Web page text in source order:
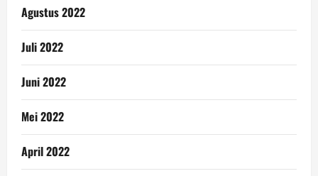
Agustus 2022
Juli 2022
Juni 2022
Mei 2022
April 2022